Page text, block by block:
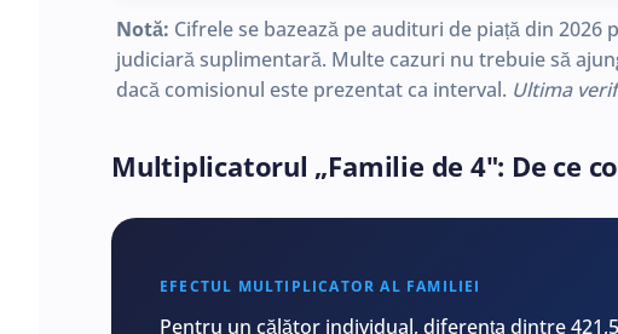
Notă: Cifrele se bazează pe audituri de piață din
judiciară suplimentară. Multe cazuri nu trebuie să
dacă comisionul este prezentat ca interval. Ultima
Multiplicatorul „Familie de 4": De ce
EFECTUL MULTIPLICATOR AL FAMILIEI
Pentru un călător individual, diferența dintre